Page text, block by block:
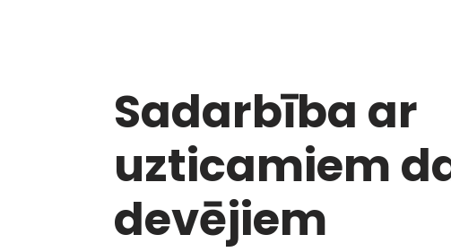
Sadarbība ar
uzticamiem
devējiem